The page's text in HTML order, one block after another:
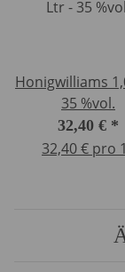
Honigwilliams
35 %vol.
32,40 € *
32,40 € pro